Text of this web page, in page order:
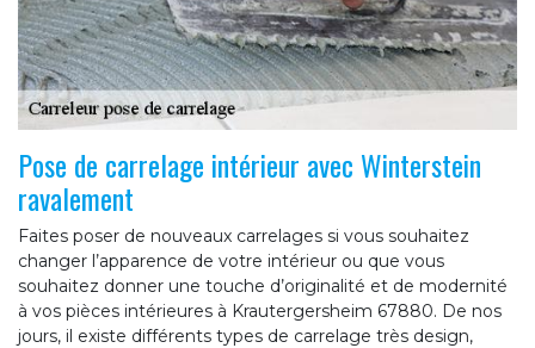
Pose de carrelage intérieur avec Winterstein
ravalement
Faites poser de nouveaux carrelages si vous souhaitez
changer l’apparence de votre intérieur ou que vous
souhaitez donner une touche d’originalité et de modernité
à vos pièces intérieures à Krautergersheim 67880. De nos
jours, il existe différents types de carrelage très design,